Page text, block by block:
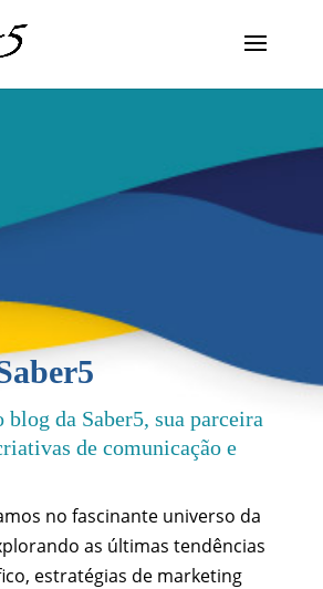
da Saber5, sua parceira
de comunicação e
no fascinante universo da
as últimas tendências
estratégias de marketing